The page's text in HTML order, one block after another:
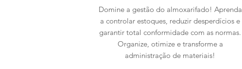
Domine a gestão do almoxarifado! Aprenda
a controlar estoques, reduzir desperdícios e
garantir total conformidade com as normas.
Organize, otimize e transforme a
administração de materiais!